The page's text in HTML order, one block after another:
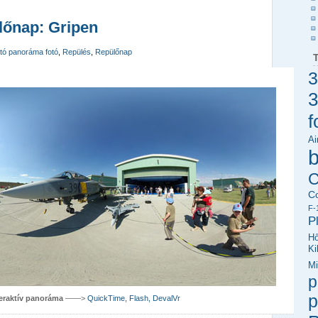
Gripen
panoráma fotó Repülés Repülőnap
panoráma ——> QuickTime, Flash, DevalVr
F-